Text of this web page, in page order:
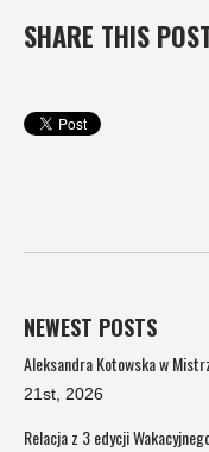
SHARE THIS
NEWEST POSTS
Aleksandra Kotowska w
21st, 2026
Relacja z 3 edycji